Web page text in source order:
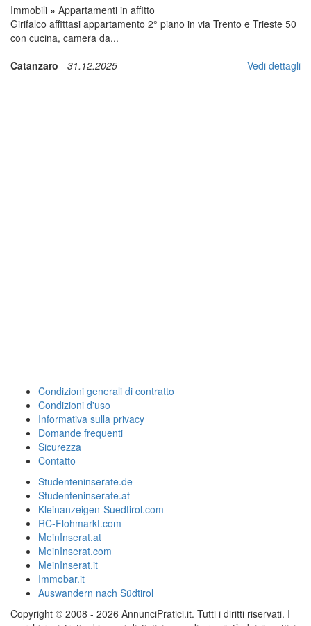
Immobili » Appartamenti in affitto
Girifalco affittasi appartamento 2° piano in via Trento e Trieste 50
con cucina, camera da...
Catanzaro - 31.12.2025 Vedi dettagli
Condizioni generali di contratto
Condizioni d'uso
Informativa sulla privacy
Domande frequenti
Sicurezza
Contatto
Studenteninserate.de
Studenteninserate.at
Kleinanzeigen-Suedtirol.com
RC-Flohmarkt.com
MeinInserat.at
MeinInserat.com
MeinInserat.it
Immobar.it
Auswandern nach Südtirol
Copyright © 2008 - 2026 AnnunciPratici.it. Tutti i diritti riservati. I